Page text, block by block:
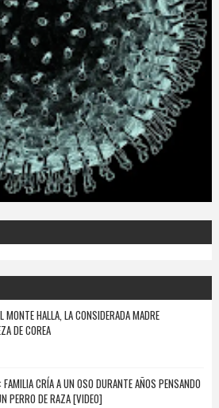
MONTE HALLA, LA CONSIDERADA MADRE
DE COREA
CRÍA A UN OSO DURANTE AÑOS PENSANDO
PERRO DE RAZA [VIDEO]